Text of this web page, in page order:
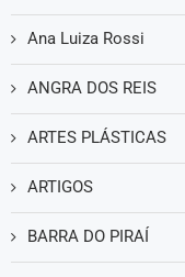
Ana Luiza Rossi
ANGRA DOS REIS
ARTES PLÁSTICAS
ARTIGOS
BARRA DO PIRAÍ